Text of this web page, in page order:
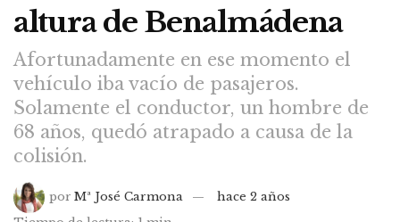
altura de Benalmádena
Afortunadamente en ese momento el
vehículo iba vacío de pasajeros.
Solamente el conductor, un hombre de
68 años, quedó atrapado a causa de la
colisión.
por Mª José Carmona
hace 2 años